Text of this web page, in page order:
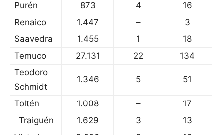
Purén
873 4
16
Renaico
1.447 –
3
Saavedra
1.455 1
18
Temuco
27.131 22
134
Teodoro
Schmidt
1.346 5 51
Toltén 1.008 –
17
Traiguén
1.629 3
13